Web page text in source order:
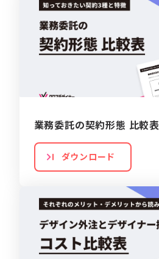
業務委託の契約形態 比較表
ダウンロード